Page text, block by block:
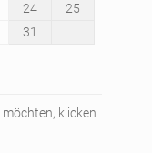
24
25
31
klicken